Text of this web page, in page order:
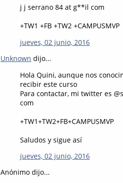
j j serrano 84 at g**il com
+TW1 +FB +TW2 +CAMPUSMVP
jueves, 02 junio, 2016
Unknown dijo...
Hola Quini, aunque nos
recibir este curso
Para contactar, mi twitter es
com
+TW1+TW2+FB+CAMPUSMVP
Saludos y sigue así
jueves, 02 junio, 2016
Anónimo dijo...